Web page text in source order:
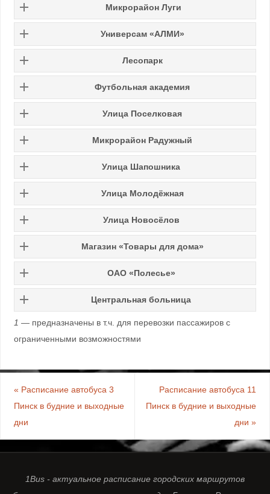
Микрорайон Луги
Универсам «АЛМИ»
Лесопарк
Футбольная академия
Улица Поселковая
Микрорайон Радужный
Улица Шапошника
Улица Молодёжная
Улица Новосёлов
Магазин «Товары для дома»
ОАО «Полесье»
Центральная больница
1 — предназначены в т.ч. для перевозки пассажиров с
ограниченными возможностями
« Расписание автобуса 3
Пинск в будние и выходные
дни
Расписание автобуса 11
Пинск в будние и выходные
дни»
1Bus - актуальное расписание городских маршрутов